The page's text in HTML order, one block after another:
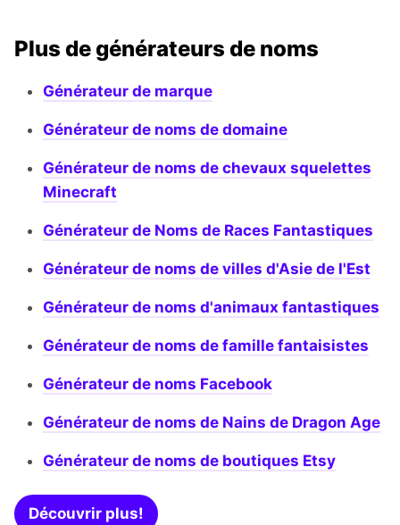
Plus de générateurs de noms
Générateur de marque
Générateur de noms de domaine
Générateur de noms de chevaux squelettes
Minecraft
Générateur de Noms de Races Fantastiques
Générateur de noms de villes d'Asie de l'Est
Générateur de noms d'animaux fantastiques
Générateur de noms de famille fantaisistes
Générateur de noms Facebook
Générateur de noms de Nains de Dragon Age
Générateur de noms de boutiques Etsy
Découvrir plus!